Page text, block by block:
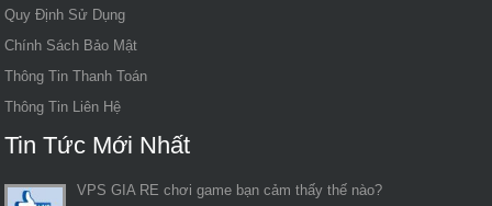
Quy Định Sử Dụng
Chính Sách Bảo Mật
Thông Tin Thanh Toán
Thông Tin Liên Hệ
Tin Tức Mới Nhất
VPS GIA RE chơi game bạn cảm thấy thế nào?